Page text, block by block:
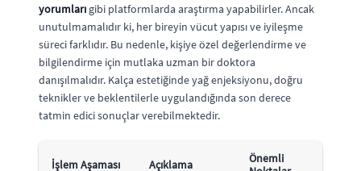
yorumları gibi platformlarda araştırma yapabilirler. Ancak
unutulmamalıdır ki, her bireyin vücut yapısı ve iyileşme
süreci farklıdır. Bu nedenle, kişiye özel değerlendirme ve
bilgilendirme için mutlaka uzman bir doktora
danışılmalıdır. Kalça estetiğinde yağ enjeksiyonu, doğru
teknikler ve beklentilerle uygulandığında son derece
tatmin edici sonuçlar verebilmektedir.
İşlem Aşaması Açıklama
Önemli